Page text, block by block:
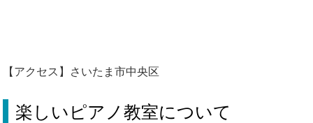
【アクセス】さいたま市中央区
楽しいピアノ教室について